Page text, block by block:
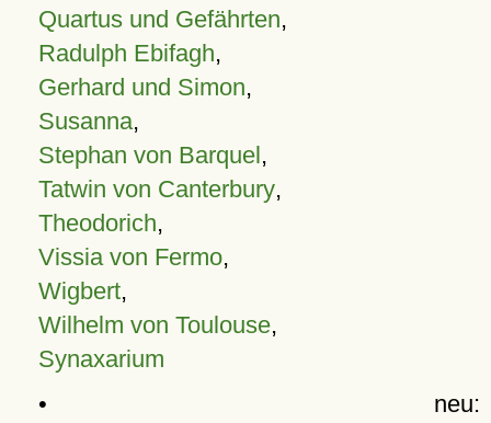
Quartus und Gefährten,
Radulph Ebifagh,
Gerhard und Simon,
Susanna,
Stephan von Barquel,
Tatwin von Canterbury,
Theodorich,
Vissia von Fermo,
Wigbert,
Wilhelm von Toulouse,
Synaxarium
• neu: